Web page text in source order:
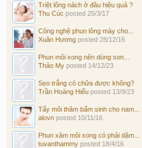
Triệt lông nách ở đâu hiệu quả ?
Thu Cúc posted 25/3/17
Công nghệ phun lông mày cho...
Xuân Hương posted 28/12/16
Phun môi xong nên dùng son...
Thảo My posted 14/12/23
Sẹo trắng có chữa được không?
Trần Hoàng Hiếu posted 13/9/23
Tẩy môi thâm bẩm sinh cho nam...
alovn posted 10/11/16
Phun xăm môi xong có phải dặm...
tuvanthammy posted 18/4/16